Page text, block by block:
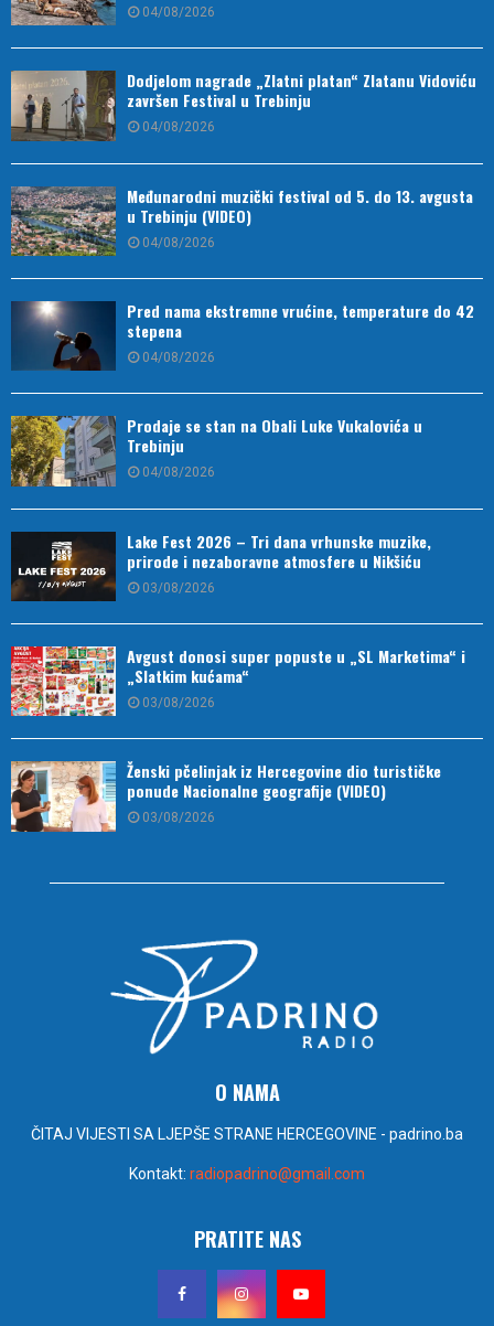
04/08/2026
Dodjelom nagrade „Zlatni platan“ Zlatanu Vidoviću
završen Festival u Trebinju
04/08/2026
Međunarodni muzički festival od 5. do 13. avgusta
u Trebinju (VIDEO)
04/08/2026
Pred nama ekstremne vrućine, temperature do 42
stepena
04/08/2026
Prodaje se stan na Obali Luke Vukalovića u
Trebinju
04/08/2026
Lake Fest 2026 – Tri dana vrhunske muzike,
prirode i nezaboravne atmosfere u Nikšiću
03/08/2026
Avgust donosi super popuste u „SL Marketima“ i
„Slatkim kućama“
03/08/2026
Ženski pčelinjak iz Hercegovine dio turističke
ponude Nacionalne geografije (VIDEO)
03/08/2026
O NAMA
ČITAJ VIJESTI SA LJEPŠE STRANE HERCEGOVINE - padrino.ba
Kontakt: radiopadrino@gmail.com
PRATITE NAS